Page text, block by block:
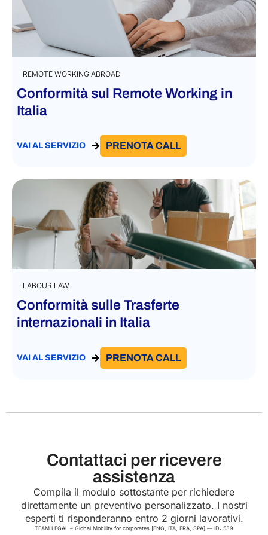
REMOTE WORKING ABROAD
Conformità sul Remote Working in
Italia
VAI AL SERVIZIO PRENOTA CALL
LABOUR LAW
Conformità sulle Trasferte
internazionali in Italia
VAI AL SERVIZIO PRENOTA CALL
Contattaci per ricevere
assistenza
Compila il modulo sottostante per richiedere
direttamente un preventivo personalizzato. I nostri
esperti ti risponderanno entro 2 giorni lavorativi.
TEAM LEGAL – Global Mobility for corporates [ENG, ITA, FRA, SPA] — ID: 539